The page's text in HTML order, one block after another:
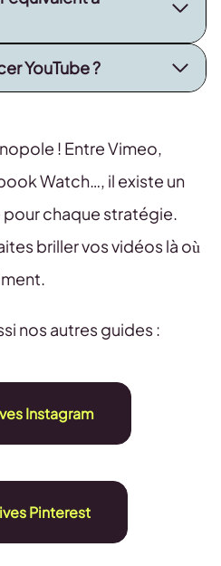
YouTube ?
! Entre Vimeo,
Watch…, il existe un
pour chaque stratégie.
briller vos vidéos là où
nos autres guides :
Instagram
Pinterest